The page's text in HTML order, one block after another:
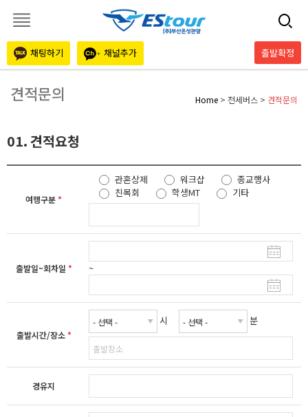
출발확정
채팅하기 채널추가
Home > 전세버스 > 견적문의
견적문의
01. 견적요청
여행구분*
관혼상제 워크샵
종교행사
친목회
학생MT 기타
출발일~회차일 * ~
출발시간/장소*
시 분
경유지